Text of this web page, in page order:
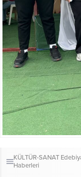
KÜLTÜR-SANAT
Haberleri